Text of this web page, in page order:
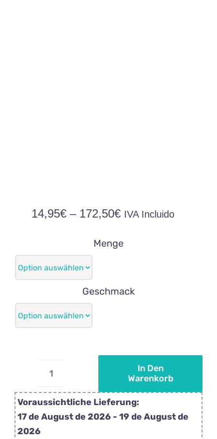
14,95€ – 172,50€Preisspanne:
bis
IVA Incluido
Menge
Geschmack
Personalisierte
Lutscher
mit
roten
In Den
Warenkorb
Voraussichtliche Lieferung:
17 de August de 2026 - 19 de August de
2026